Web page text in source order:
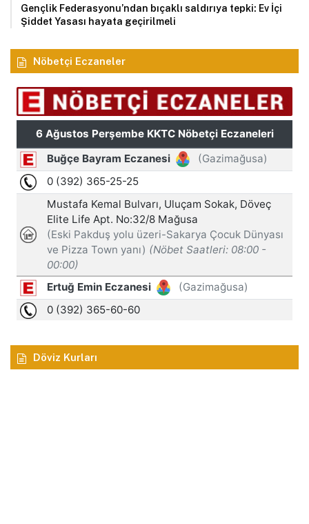
Gençlik Federasyonu’ndan bıçaklı saldırıya tepki: Ev İçi
Şiddet Yasası hayata geçirilmeli
Nöbetçi Eczaneler
Döviz Kurları